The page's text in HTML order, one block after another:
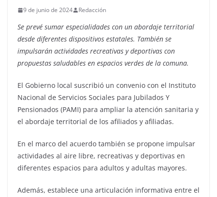
9 de junio de 2024 Redacción
Se prevé sumar especialidades con un abordaje territorial
desde diferentes dispositivos estatales. También se
impulsarán actividades recreativas y deportivas con
propuestas saludables en espacios verdes de la comuna.
El Gobierno local suscribió un convenio con el Instituto
Nacional de Servicios Sociales para Jubilados Y
Pensionados (PAMI) para ampliar la atención sanitaria y
el abordaje territorial de los afiliados y afiliadas.
En el marco del acuerdo también se propone impulsar
actividades al aire libre, recreativas y deportivas en
diferentes espacios para adultos y adultas mayores.
Además, establece una articulación informativa entre el